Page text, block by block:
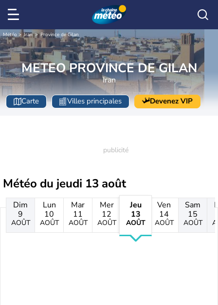
Météo Iran Province de Gilan
METEO PROVINCE DE GILAN
Iran
Carte Villes principales Devenez VIP
Météo du jeudi 13 août
Dim
9
AOÛT
Lun
10
AOÛT
Mar
11
AOÛT
Mer
12
AOÛT
Jeu
13
AOÛT
Ven
14
AOÛT
Sam
15
AOÛT